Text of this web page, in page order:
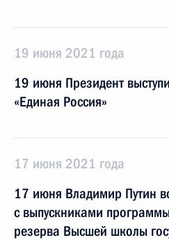
19 июня 2021 года
19 июня Президент
«Единая Россия»
17 июня 2021 года
17 июня Владимир Путин
с выпускниками
резерва Высшей школы